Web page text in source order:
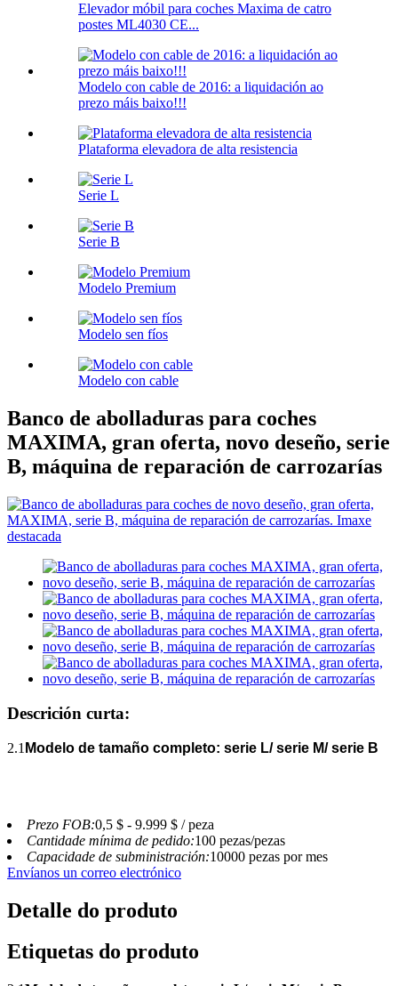
Elevador móbil para coches Maxima de catro
postes ML4030 CE...
Modelo con cable de 2016: a liquidación ao
prezo máis baixo!!!
Plataforma elevadora de alta resistencia
Serie L
Serie B
Modelo Premium
Modelo sen fíos
Modelo con cable
Banco de abolladuras para coches
MAXIMA, gran oferta, novo deseño, serie
B, máquina de reparación de carrozarías
Descrición curta:
2.1 Modelo de tamaño completo: serie L/ serie M/ serie B
Prezo FOB:0,5 $ - 9.999 $ / peza
Cantidade mínima de pedido:100 pezas/pezas
Capacidade de subministración:10000 pezas por mes
Envíanos un correo electrónico
Detalle do produto
Etiquetas do produto